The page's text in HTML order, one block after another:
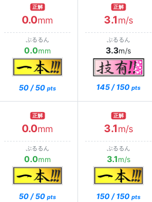
正解
0.0mm
ぷるるん
0.0mm
50 / 50 pts
正解
3.1m/s
ぷるるん
3.3m/s
145 / 150 pts
正解
0.0mm
ぷるるん
0.0mm
50 / 50 pts
正解
3.1m/s
ぷるるん
3.1m/s
150 / 150 pts